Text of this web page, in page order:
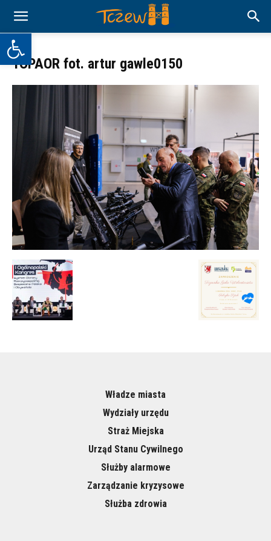
Otwórz pasek narzędzi
1OPAOR fot. artur gawle0150
Władze miasta
Wydziały urzędu
Straż Miejska
Urząd Stanu Cywilnego
Służby alarmowe
Zarządzanie kryzysowe
Służba zdrowia